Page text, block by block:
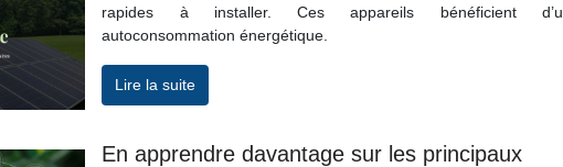
rapides à installer. Ces appareils bénéficient
autoconsommation énergétique.
Lire la suite
En apprendre davantage sur les principaux